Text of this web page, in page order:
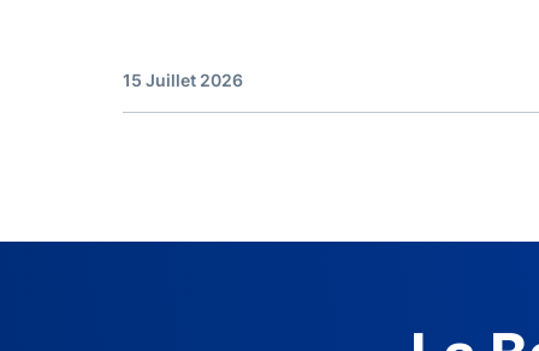
15 Juillet 2026